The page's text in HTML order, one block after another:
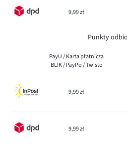
9,99 zł
Punkty
PayU / Karta płatnicza
BLIK / PayPo / Twisto
9,99 zł
9,99 zł